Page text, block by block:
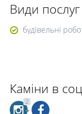
Види послуг
будівельні
Каміни в
2